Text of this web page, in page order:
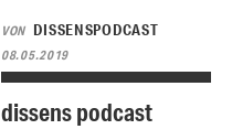
VON DISSENSPODCAST
08.05.2019
dissens podcast